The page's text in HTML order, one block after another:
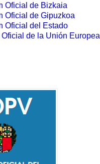
Oficial de Bizkaia
Oficial de Gipuzkoa
Oficial del Estado
Oficial de la Unión Europea